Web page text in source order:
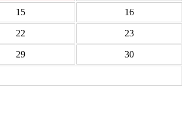
15 16
22 23
29 30